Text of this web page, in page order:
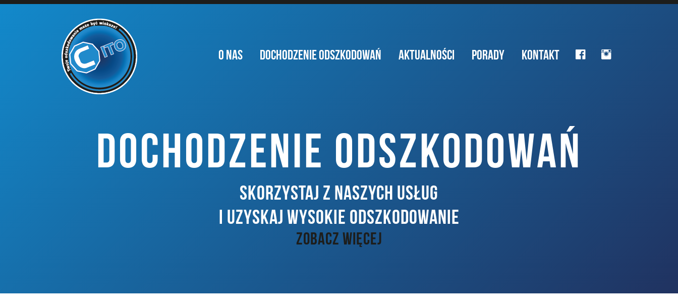
O NAS DOCHODZENIE ODSZKODOWAŃ AKTUALNOŚCI PORADY KONTAKT
DOCHODZENIE ODSZKODOWAŃ
SKORZYSTAJ Z NASZYCH USŁUG
I UZYSKAJ WYSOKIE ODSZKODOWANIE
ZOBACZ WIĘCEJ